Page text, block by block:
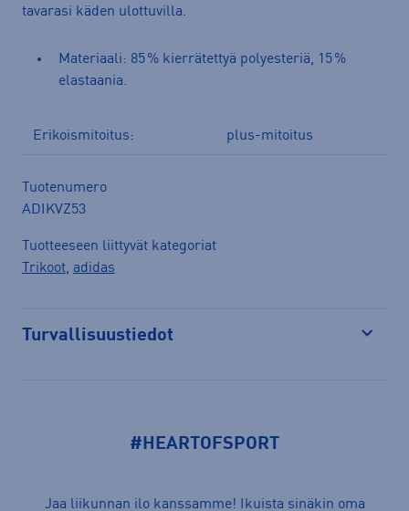
tavarasi käden ulottuvilla.
Materiaali: 85 % kierrätettyä polyesteriä, 15 %
elastaania.
Erikoismitoitus: plus-mitoitus
Tuotenumero
ADIKVZ53
Tuotteeseen liittyvät kategoriat
Trikoot, adidas
Turvallisuustiedot
#HEARTOFSPORT
Jaa liikunnan ilo kanssamme! Ikuista sinäkin oma